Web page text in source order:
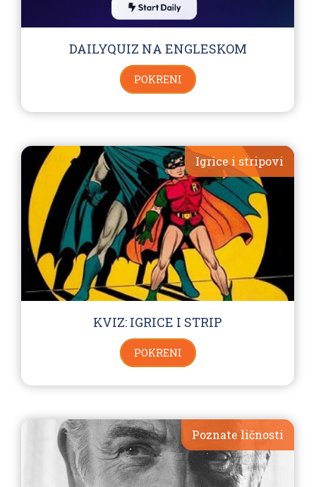
DAILYQUIZ NA ENGLESKOM
POKRENI
Igrice i stripovi
KVIZ: IGRICE I STRIP
POKRENI
Poznate ličnosti